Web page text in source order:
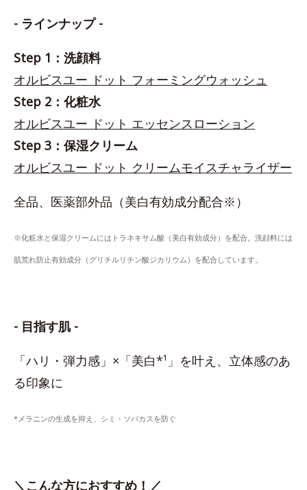
- ラインナップ -
Step 1：洗顔料
オルビスユー ドット フォーミングウォッシュ
Step 2：化粧水
オルビスユー ドット エッセンスローション
Step 3：保湿クリーム
オルビスユー ドット クリームモイスチャライザー
全品、医薬部外品（美白有効成分配合※）
※化粧水と保湿クリームにはトラネキサム酸（美白有効成分）を配合。洗顔料には
肌荒れ防止有効成分（グリチルリチン酸ジカリウム）を配合しています。
- 目指す肌 -
「ハリ・弾力感」×「美白*¹」を叶え、立体感のあ
る印象に
*メラニンの生成を抑え、シミ・ソバカスを防ぐ
＼こんな方におすすめ！／